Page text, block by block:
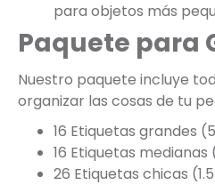
para objetos más
Paquete para
Nuestro paquete incluye
organizar las cosas de tu
16 Etiquetas grandes
16 Etiquetas
26 Etiquetas chicas